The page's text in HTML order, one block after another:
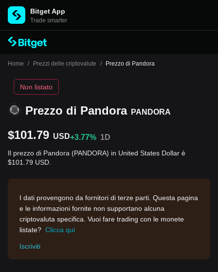
Bitget App
Trade smarter
Home / Prezzi delle criptovalute / Prezzo di Pandora
Prezzo di Pandora PANDORA
Non listato
$101.79 USD+3.77% 1D
Il prezzo di Pandora (PANDORA) in United States Dollar è
$101.79 USD.
I dati provengono da fornitori di terze parti. Questa pagina
e le informazioni fornite non supportano alcuna
criptovaluta specifica. Vuoi fare trading con le monete
listate? Clicca qui
Iscriviti